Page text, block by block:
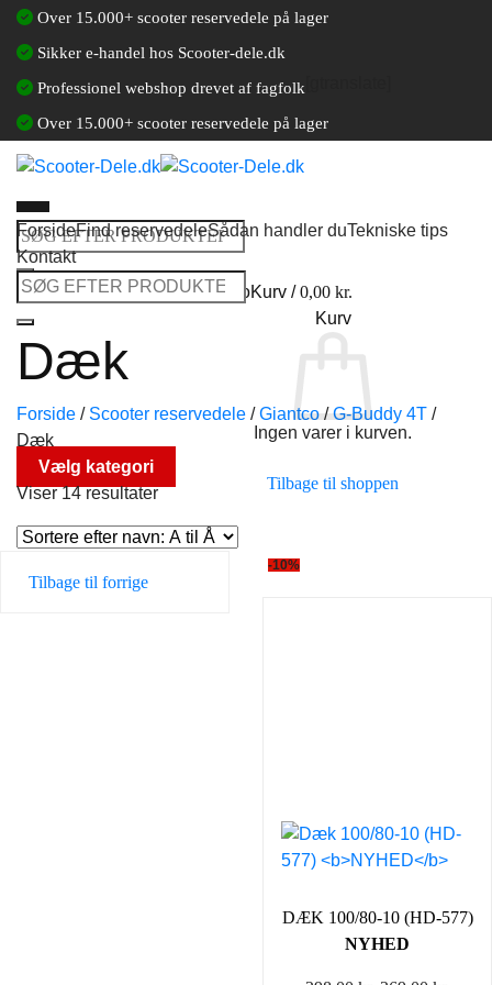
Fortsæt
indhold
Over 15.000+ scooter reservedele på lager
Sikker e-handel hos Scooter-dele.dk
Professionel webshop drevet af fagfolk
Over 15.000+ scooter reservedele på lager
Søg
efter:
Log ind / Opret en kundekontoKurv /0,00 kr.
Kurv
Ingen varer i kurven.
Tilbage til shoppen
ForsideFind reservedeleSådan handler duTekniske tips
Kontakt
Søg
efter:
Dæk
Forside / Scooter reservedele / Giantco / G-Buddy 4T /
Dæk
Vælg kategori
Viser 14 resultater
Tilbage til forrige
-10%
DÆK 100/80-10 (HD-577)
NYHED